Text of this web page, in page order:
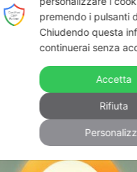
Monardo
premendo i pulsanti
Chiudendo questa
continuerai senza
Accetta
Rifiuta